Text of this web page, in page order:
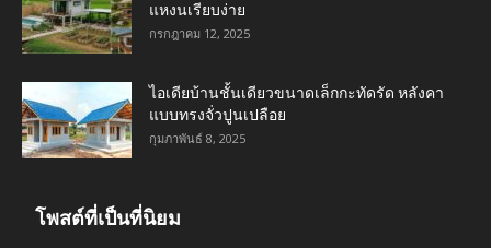
แหงนเรียบง่าย
กรกฎาคม 12, 2025
ไอเดียบ้านชั้นเดียวขนาดเล็กกะทัดรัด หลังคา
แบบทรงจั่วปูนเปลือย
กุมภาพันธ์ 8, 2025
โพสต์ที่เป็นที่นิยม